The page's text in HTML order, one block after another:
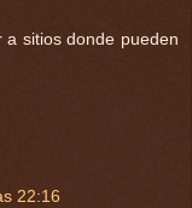
sitios donde pueden
22:16